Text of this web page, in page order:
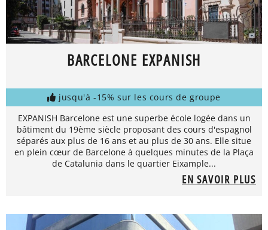
BARCELONE EXPANISH
jusqu'à -15% sur les cours de groupe
EXPANISH Barcelone est une superbe école logée dans un
bâtiment du 19ème siècle proposant des cours d'espagnol
séparés aux plus de 16 ans et au plus de 30 ans. Elle situe
en plein cœur de Barcelone à quelques minutes de la Plaça
de Catalunia dans le quartier Eixample...
EN SAVOIR PLUS